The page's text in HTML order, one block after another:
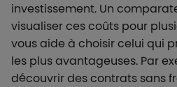
investissement. Un
visualiser ces coûts pour
vous aide à choisir celui qui
les plus avantageuses. Par
découvrir des contrats sans